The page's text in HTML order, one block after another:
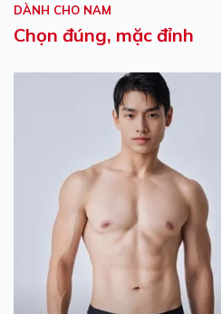
DÀNH CHO NAM
Chọn đúng, mặc đỉnh